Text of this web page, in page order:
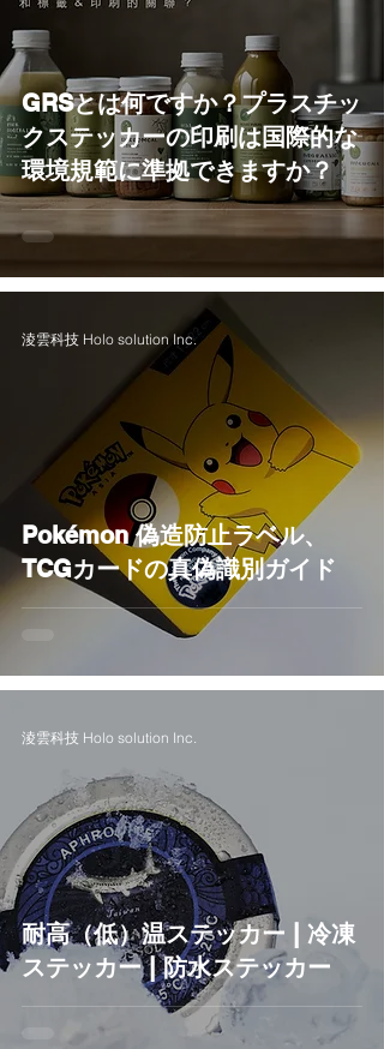
GRSとは何ですか？プラスチッ
クステッカーの印刷は国際的な
環境規範に準拠できますか？
Pokémon 偽造防止ラベル、
TCGカードの真偽識別ガイド
淩雲科技 Holo solution Inc.
耐高（低）温ステッカー | 冷凍
ステッカー | 防水ステッカー
淩雲科技 Holo solution Inc.